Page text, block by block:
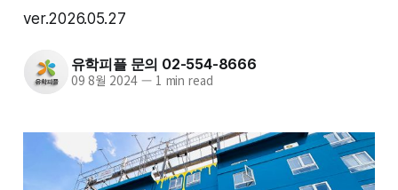
ver.2026.05.27
유학피플 문의 02-554-8666
09 8월 2024 —1 min read